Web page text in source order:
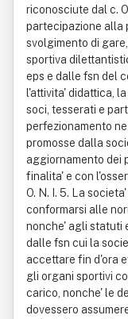
riconosciute dal c.
partecipazione alla
svolgimento di
sportiva
eps e dalle fsn del
l'attivita' didattica,
soci, tesserati e
perfezionamento
promosse dalla
aggiornamento dei
finalita' e con
O. N. I. 5. La
conformarsi alle
nonche' agli statuti
dalle fsn cui la
accettare fin d'ora
gli organi sportivi
carico, nonche' le
dovessero